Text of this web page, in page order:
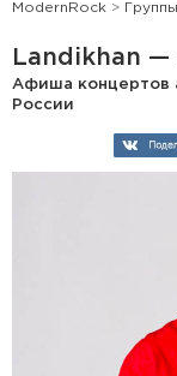
ModernRock > Группы
Landikhan —
Афиша концертов
России